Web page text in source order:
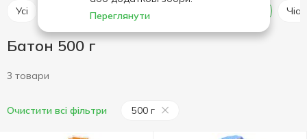
Переглянути
Усі Хліб класичний
Батон 500 г
3 товари
Очистити всі фільтри 500 г